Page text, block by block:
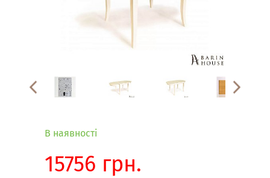
В наявності
15756 грн.